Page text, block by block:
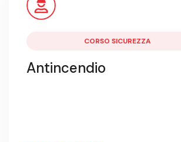
CORSO SICUREZZA
Antincendio